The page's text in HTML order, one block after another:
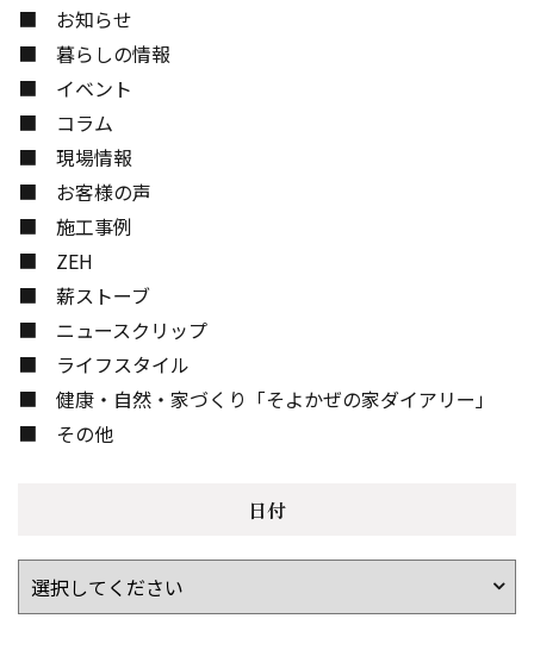
お知らせ
暮らしの情報
イベント
コラム
現場情報
お客様の声
施工事例
ZEH
薪ストーブ
ニュースクリップ
ライフスタイル
健康・自然・家づくり「そよかぜの家ダイアリー」
その他
日付